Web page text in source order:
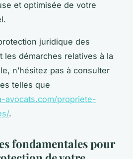
et optimisée de votre
juridique des
les démarches relatives à la
n’hésitez pas à consulter
telles que
avocats.com/propriete-
.
fondamentales pour